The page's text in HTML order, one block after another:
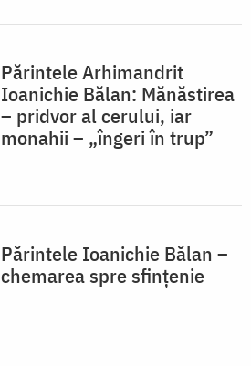
Părintele Arhimandrit
Ioanichie Bălan: Mănăstirea
– pridvor al cerului, iar
monahii – „îngeri în trup”
Părintele Ioanichie Bălan –
chemarea spre sfințenie